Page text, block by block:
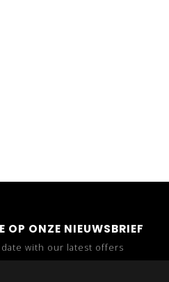
OP ONZE NIEUWSBRIEF
with our latest offers